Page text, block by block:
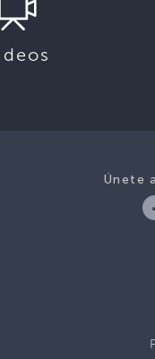
Únete